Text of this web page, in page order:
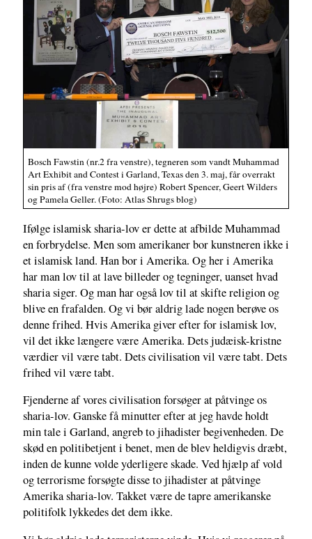
Bosch Fawstin (nr.2 fra venstre), tegneren som vandt Muhammad
Art Exhibit and Contest i Garland, Texas den 3. maj, får overrakt
sin pris af (fra venstre mod højre) Robert Spencer, Geert Wilders
og Pamela Geller. (Foto: Atlas Shrugs blog)
Ifølge islamisk sharia-lov er dette at afbilde Muhammad
en forbrydelse. Men som amerikaner bor kunstneren ikke i
et islamisk land. Han bor i Amerika. Og her i Amerika
har man lov til at lave billeder og tegninger, uanset hvad
sharia siger. Og man har også lov til at skifte religion og
blive en frafalden. Og vi bør aldrig lade nogen berøve os
denne frihed. Hvis Amerika giver efter for islamisk lov,
vil det ikke længere være Amerika. Dets judæisk-kristne
værdier vil være tabt. Dets civilisation vil være tabt. Dets
frihed vil være tabt.
Fjenderne af vores civilisation forsøger at påtvinge os
sharia-lov. Ganske få minutter efter at jeg havde holdt
min tale i Garland, angreb to jihadister begivenheden. De
skød en politibetjent i benet, men de blev heldigvis dræbt,
inden de kunne volde yderligere skade. Ved hjælp af vold
og terrorisme forsøgte disse to jihadister at påtvinge
Amerika sharia-lov. Takket være de tapre amerikanske
politifolk lykkedes det dem ikke.